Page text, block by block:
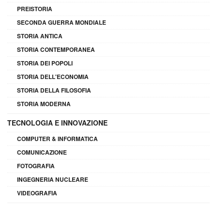
PREISTORIA
SECONDA GUERRA MONDIALE
STORIA ANTICA
STORIA CONTEMPORANEA
STORIA DEI POPOLI
STORIA DELL'ECONOMIA
STORIA DELLA FILOSOFIA
STORIA MODERNA
TECNOLOGIA E INNOVAZIONE
COMPUTER & INFORMATICA
COMUNICAZIONE
FOTOGRAFIA
INGEGNERIA NUCLEARE
VIDEOGRAFIA